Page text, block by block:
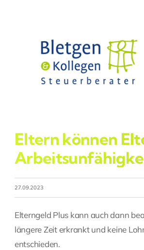
Eltern können
27.09.2023
Elterngeld Plus kann auch dann
längere Zeit erkrankt und keine
entschieden.